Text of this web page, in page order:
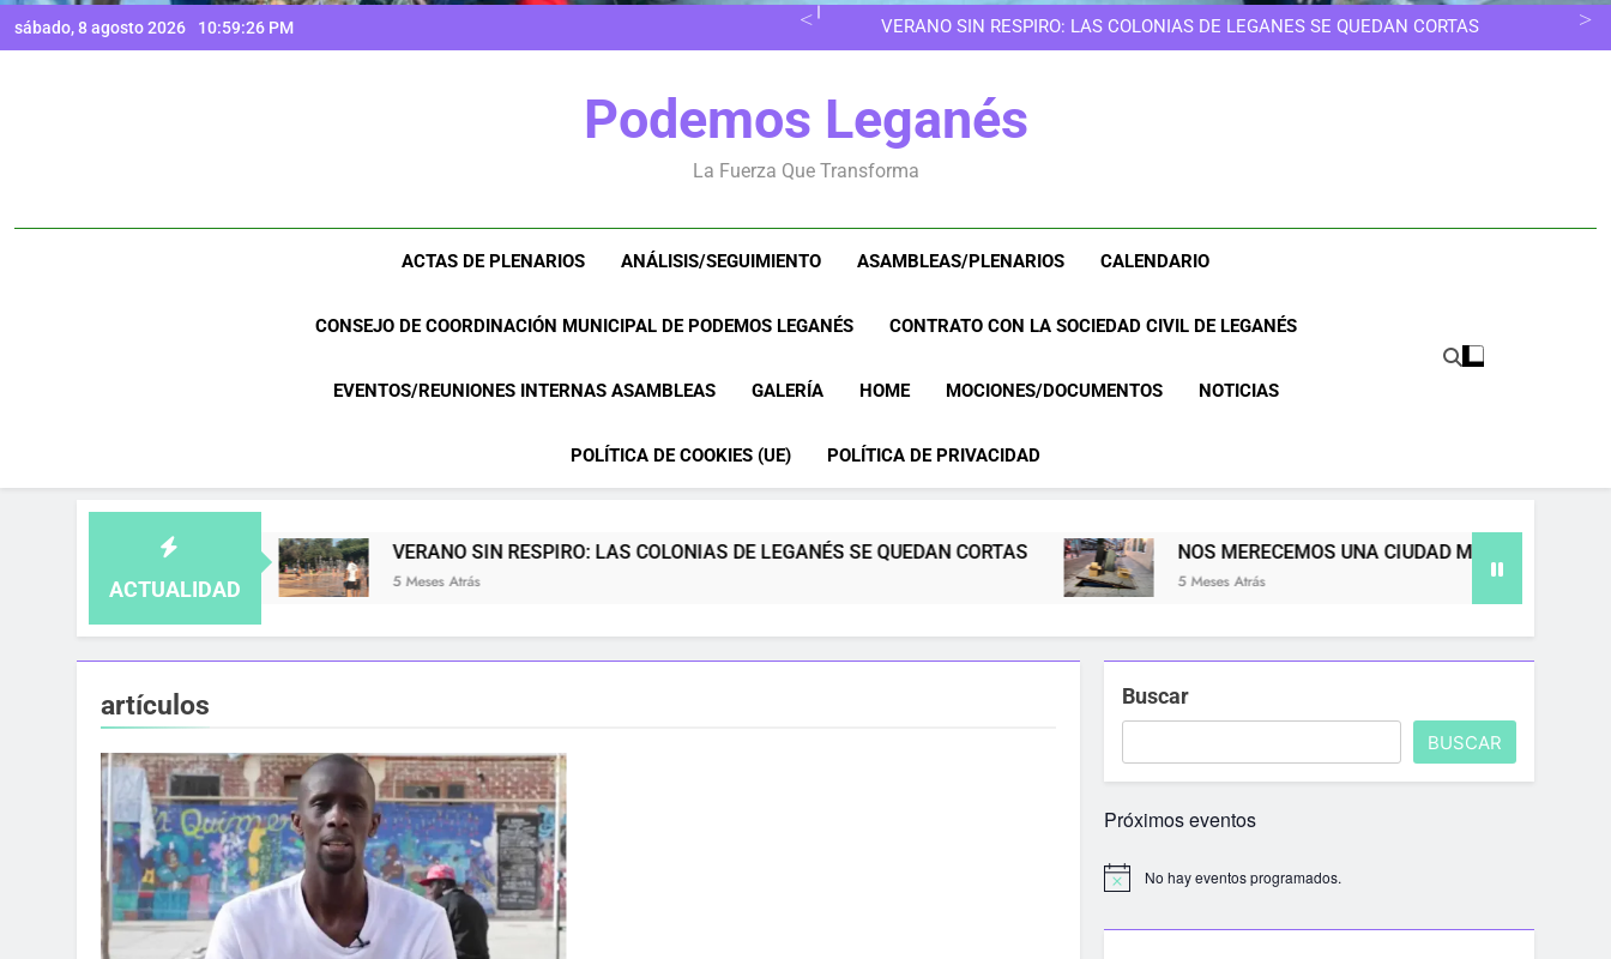
sábado, 8 agosto 2026 10:59:27 PM
EN LAS ESCUELAS INFANTILES SE EDUCA, NO SE GUARDA
VERANO SIN RESPIRO: LAS COLONIAS DE LEGANÉS SE QUEDAN CORTAS
NOS MERECEMOS UNA CIUDAD MÁS LIMPIA
VERANO SIN RESPIRO: LAS COLONIAS DE LEGANÉS SE QUEDAN CORTAS
Podemos Leganés
La Fuerza Que Transforma
ACTAS DE PLENARIOS ANÁLISIS/SEGUIMIENTO ASAMBLEAS/PLENARIOS CALENDARIO
CONSEJO DE COORDINACIÓN MUNICIPAL DE PODEMOS LEGANÉS CONTRATO CON LA SOCIEDAD CIVIL DE LEGANÉS
EVENTOS/REUNIONES INTERNAS ASAMBLEAS GALERÍA HOME MOCIONES/DOCUMENTOS NOTICIAS
POLÍTICA DE COOKIES (UE) POLÍTICA DE PRIVACIDAD
ACTUALIDAD
VERANO SIN RESPIRO: LAS COLONIAS DE LEGANÉS SE QUEDAN CORTAS
5 Meses Atrás
NOS MERECEMOS UNA CIUDAD MÁS LIMPIA
5 Meses Atrás
artículos Buscar
BUSCAR
Próximos eventos
No hay eventos programados.